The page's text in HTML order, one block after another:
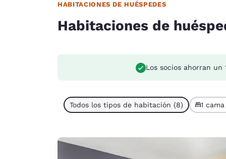
HABITACIONES DE HUÉSPEDES
Habitaciones de
Los socios ahorran un
Todos los tipos de habitación (8) 1